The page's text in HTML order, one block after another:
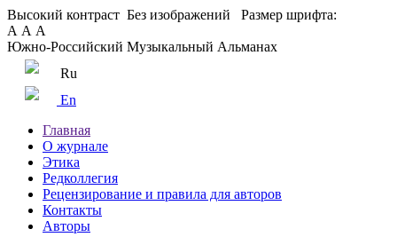
Высокий контраст Без изображений
Размер шрифта:
А А А
Южно-Российский Музыкальный Альманах
Ru
En
Главная
О журнале
Этика
Редколлегия
Рецензирование и правила для авторов
Контакты
Авторы